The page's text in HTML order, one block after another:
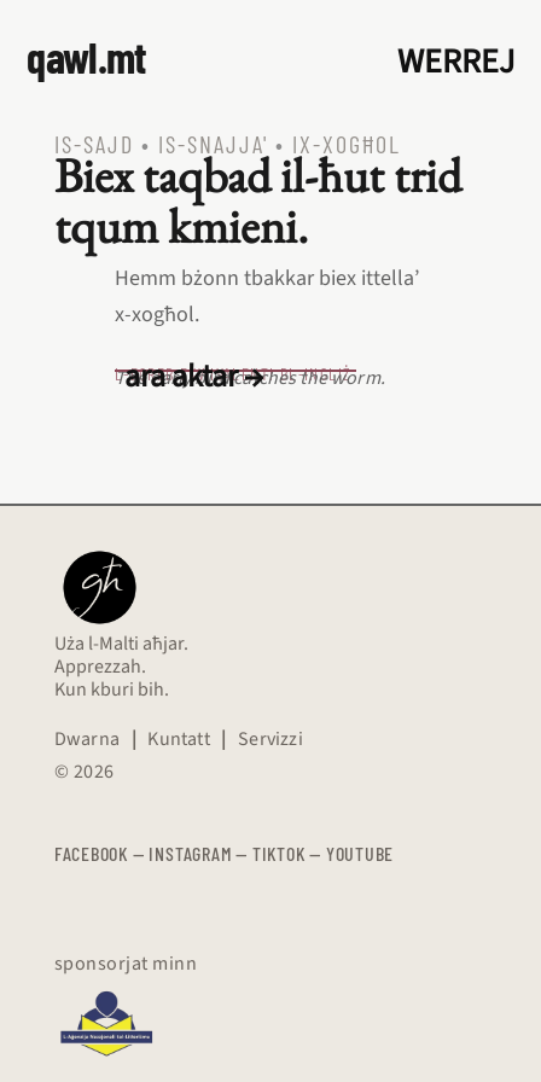
qawl.mt WERREJ
IS‑SAJD • IS‑SNAJJA' • IX‑XOGĦOL
Biex taqbad il‑ħut trid
tqum kmieni.
Hemm bżonn tbakkar biex ittella’
x‑xogħol.
L‑EQREB EKWIVALENTI BL‑INGLIŻ
The early bird catches the worm.
ara aktar →
Uża l-Malti aħjar.
Apprezzah.
Kun kburi bih.
Dwarna | Kuntatt | Servizzi
© 2026
FACEBOOK — INSTAGRAM — TIKTOK — YOUTUBE
sponsorjat minn